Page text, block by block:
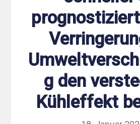
g den
Kühleffekt